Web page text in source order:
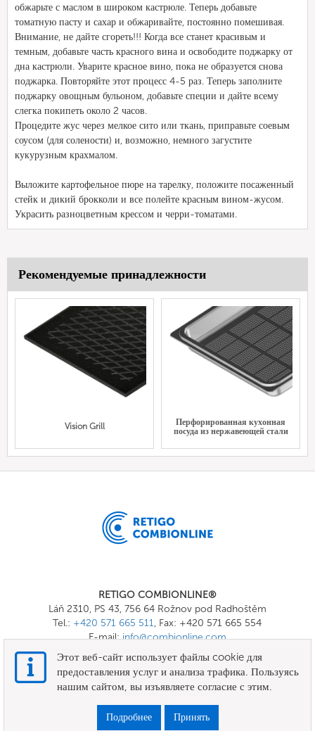
обжарьте с маслом в широком кастрюле. Теперь добавьте
томатную пасту и сахар и обжаривайте, постоянно помешивая.
Внимание, не дайте сгореть!!! Когда все станет красивым и
темным, добавьте часть красного вина и освободите поджарку от
дна кастрюли. Уварите красное вино, пока не образуется снова
поджарка. Повторяйте этот процесс 4-5 раз. Теперь заполните
поджарку овощным бульоном, добавьте специи и дайте всему
слегка покипеть около 2 часов.
Процедите жус через мелкое сито или ткань, приправьте соевым
соусом (для солености) и, возможно, немного загустите
кукурузным крахмалом.
Выложите картофельное пюре на тарелку, положите посаженный
стейк и дикий брокколи и все полейте красным вином-жусом.
Украсить разноцветным крессом и черри-томатами.
Рекомендуемые принадлежности
Vision Grill
Перфорированная кухонная
посуда из нержавеющей стали
RETIGO COMBIONLINE®
Láň 2310, PS 43, 756 64 Rožnov pod Radhoštěm
Tel.: +420 571 665 511, Fax: +420 571 665 554
E-mail:info@combionline.com
OnlineMenu
УСЛОВИЯ И ПОЛОЖЕНИЯ
Этот веб-сайт использует файлы cookie для
предоставления услуг и анализа трафика. Пользуясь
нашим сайтом, вы изъявляете согласие с этим.
Подробнее Принять